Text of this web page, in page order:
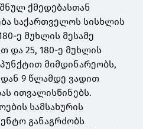
ქმედებასთან
საქართველოს სისხლის
ე მუხლის მესამე
და 25, 180-ე მუხლის
მიმდინარეობს,
9 წლამდე ვადით
ითვალისწინებს.
სამსახურის
განაგრძობს